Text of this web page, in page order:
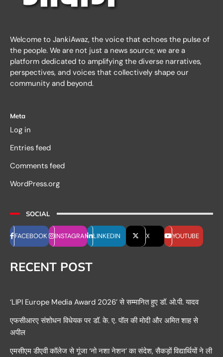
Welcome to JankiAwaz, the voice that echoes the pulse of
the people. We are not just a news source; we are a
platform dedicated to amplifying the diverse narratives,
perspectives, and voices that collectively shape our
community and beyond.
Meta
Log in
Entries feed
Comments feed
WordPress.org
SOCIAL
FACEBOOK INSTAGRAM LINKEDIN X YOUTUBE
RECENT POST
‘LIPI Europe Media Award 2026’ से सम्मानित हुए डॉ. ओ.पी. यादव
एफसीआरए संशोधन विधेयक पर डॉ. के. ए. पॉल की मोदी और अमित शाह से
अपील
एमसीएम डीएवी कॉलेज से गूंजा ‘नो नशा नेशन’ का संदेश, सैकड़ों विद्यार्थियों ने ली